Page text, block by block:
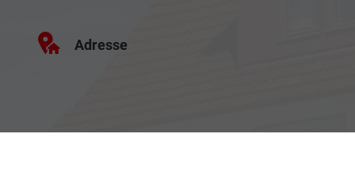
Adresse